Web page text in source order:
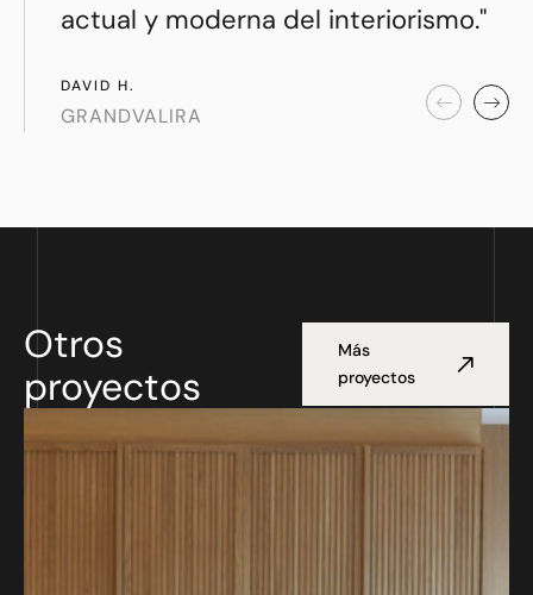
actual y moderna del interiorismo."
DAVID H.
GRANDVALIRA
Otros
proyectos
Más
proyectos